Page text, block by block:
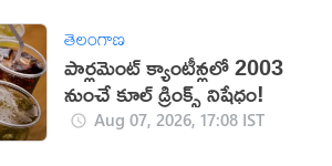
తెలంగాణ
పార్లమెంట్ క్యాంటీన్లలో 2003
నుంచే కూల్ డ్రింక్స్ నిషేధం!
Aug 07, 2026, 17:08 IST